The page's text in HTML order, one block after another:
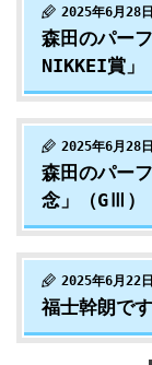
2025年6月28
森田のパー
NIKKEI賞」
2025年6月28
森田のパー
念」（GⅢ）
2025年6月22
福士幹朗です